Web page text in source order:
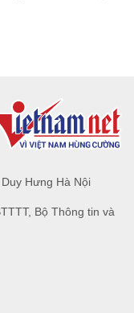
Hưng Hà Nội
Bộ Thông tin và